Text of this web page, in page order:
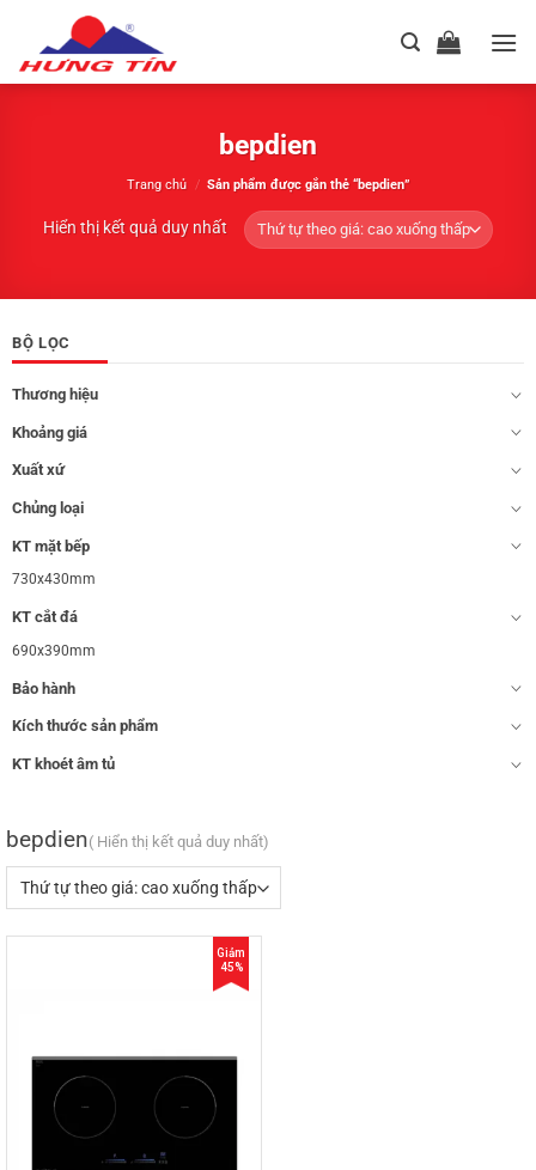
dung
bepdien
Trang chủ / Sản phẩm được gắn thẻ “bepdien”
Hiển thị kết quả duy nhất
BỘ LỌC
Thương hiệu
Khoảng giá
Xuất xứ
Chủng loại
KT mặt bếp
730x430mm
KT cắt đá
690x390mm
Bảo hành
Kích thước sản phẩm
KT khoét âm tủ
bepdien Hiển thị kết quả duy nhất
Giảm
45%